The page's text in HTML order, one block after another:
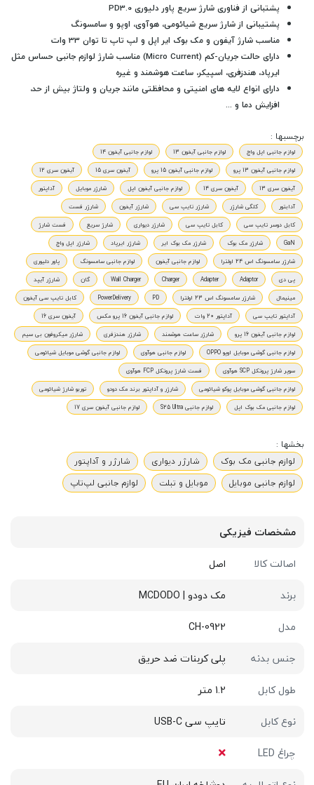
پشتبانی از فناوری شارژ سریع پاور دلیوری PD3.0
پشتیبانی از شارژ سریع شیائومی، هوآوی، اوپو و سامسونگ
مناسب شارژ آیفون و مک بوک ایر اپل و لپ تاپ تا توان 33 وات
دارای حالت جریان-کم (Micro Current) مناسب شارژ لوازم جانبی حساس مثل
ایرپاد، هندزفری، اسپیکر، ساعت هوشمند و غیره
دارای انواع لایه های امنیتی و محافظتی مانند جریان و ولتاژ بیش از حد،
افزایش دما و ...
برچسبها :
لوازم جانبی اپل واچ لوازم جانبی آیفون 13
لوازم جانبی آیفون 14
لوازم جانبی آیفون 13 پرو
لوازم جانبی آیفون 15 پرو آیفون سری 15
آیفون سری 12
آیفون سری 13
آیفون سری 14 لوازم جانبی آیفون اپل شارژر موبایل
آداپتور
آدابتور
کلگی شارژر شارژر تایپ سی شارژر آیفون
شارژر فست
کابل دوسر تایپ سی
کابل تایپ سی شارژر دیواری شارژ سریع
فست شارژ
GaN
شارژر مک بوک شارژر مک بوک ایر شارژر ایرپاد
شارژر اپل واچ
شارژر سامسونگ اس 24 اولترا
لوازم جانبی آیفون لوازم جانبی سامسونگ
پاور دلیوری
پی دی
Adaptor
Adapter
Charger
Wall Charger گان
شارژر آیپد
مینیمال
شارژر سامسونگ اس 23 اولترا PD
PowerDelivery
کابل تایپ سی آیفون
آداپتور تایپ سی
آداپتور 20 وات لوازم جانبی آیفون 16 پرو مکس
آیفون سری 16
لوازم جانبی آیفون 16 پرو
شارژر ساعت هوشمند شارژر هندزفری
شارژر میکروفون بی سیم
لوازم جانبی گوشی موبایل اوپو OPPO
لوازم جانبی هوآوی
لوازم جانبی گوشی موبایل شیائومی
سوپر شارژ پروتکل SCP هوآوی
فست شارژ پروتکل FCP هوآوی
لوازم جانبی گوشی موبایل پوکو شیائومی
شارژر و آداپتور برند مک دودو
توربو شارژ شیائومی
لوازم جانبی مک بوک اپل
لوازم جانبی S25 Ultra لوازم جانبی آیفون سری 17
بخشها :
لوازم جانبی مک بوک
شارژر دیواری
شارژر و آداپتور
لوازم جانبی موبایل
موبایل و تبلت لوازم جانبی لپ‌تاپ
مشخصات فیزیکی
اصالت کالا
اصل
برند
مک دودو | MCDODO
مدل
CH-0922
جنس بدنه
پلی کربنات ضد حریق
طول کابل
1.2 متر
نوع کابل
تایپ سی USB-C
چراغ LED